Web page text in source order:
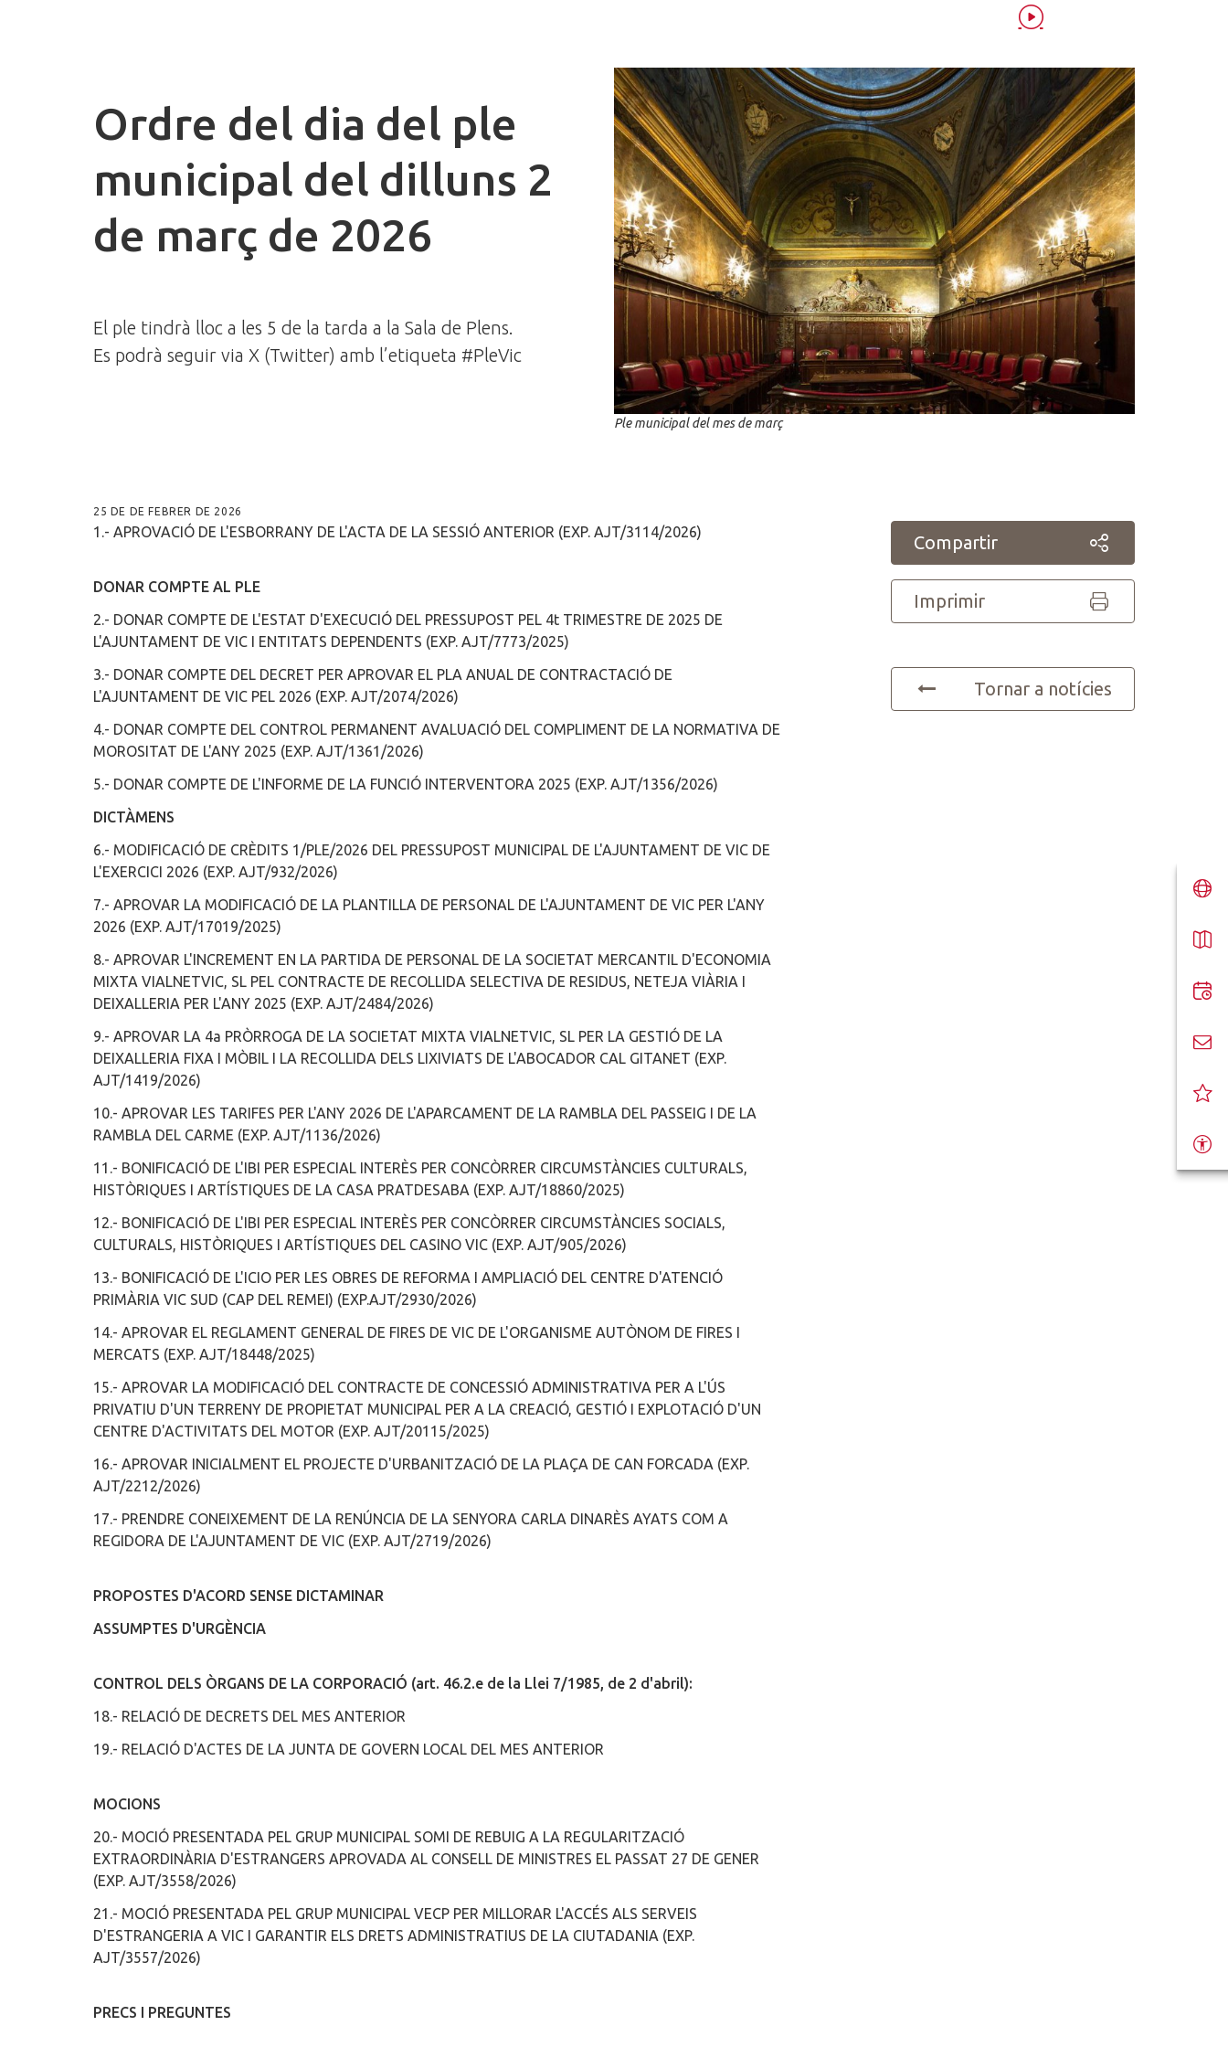
Ordre del dia del ple
municipal del dilluns 2
de març de 2026
El ple tindrà lloc a les 5 de la tarda a la Sala de Plens.
Es podrà seguir via X (Twitter) amb l’etiqueta #PleVic
Ple municipal del mes de març
25 DE DE FEBRER DE 2026
1.- APROVACIÓ DE L'ESBORRANY DE L'ACTA DE LA SESSIÓ ANTERIOR (EXP. AJT/3114/2026)
DONAR COMPTE AL PLE
2.- DONAR COMPTE DE L'ESTAT D'EXECUCIÓ DEL PRESSUPOST PEL 4t TRIMESTRE DE 2025 DE
L'AJUNTAMENT DE VIC I ENTITATS DEPENDENTS (EXP. AJT/7773/2025)
3.- DONAR COMPTE DEL DECRET PER APROVAR EL PLA ANUAL DE CONTRACTACIÓ DE
L'AJUNTAMENT DE VIC PEL 2026 (EXP. AJT/2074/2026)
4.- DONAR COMPTE DEL CONTROL PERMANENT AVALUACIÓ DEL COMPLIMENT DE LA NORMATIVA DE
MOROSITAT DE L'ANY 2025 (EXP. AJT/1361/2026)
5.- DONAR COMPTE DE L'INFORME DE LA FUNCIÓ INTERVENTORA 2025 (EXP. AJT/1356/2026)
DICTÀMENS
6.- MODIFICACIÓ DE CRÈDITS 1/PLE/2026 DEL PRESSUPOST MUNICIPAL DE L'AJUNTAMENT DE VIC DE
L'EXERCICI 2026 (EXP. AJT/932/2026)
7.- APROVAR LA MODIFICACIÓ DE LA PLANTILLA DE PERSONAL DE L'AJUNTAMENT DE VIC PER L'ANY
2026 (EXP. AJT/17019/2025)
8.- APROVAR L'INCREMENT EN LA PARTIDA DE PERSONAL DE LA SOCIETAT MERCANTIL D'ECONOMIA
MIXTA VIALNETVIC, SL PEL CONTRACTE DE RECOLLIDA SELECTIVA DE RESIDUS, NETEJA VIÀRIA I
DEIXALLERIA PER L'ANY 2025 (EXP. AJT/2484/2026)
9.- APROVAR LA 4a PRÒRROGA DE LA SOCIETAT MIXTA VIALNETVIC, SL PER LA GESTIÓ DE LA
DEIXALLERIA FIXA I MÒBIL I LA RECOLLIDA DELS LIXIVIATS DE L'ABOCADOR CAL GITANET (EXP.
AJT/1419/2026)
10.- APROVAR LES TARIFES PER L'ANY 2026 DE L'APARCAMENT DE LA RAMBLA DEL PASSEIG I DE LA
RAMBLA DEL CARME (EXP. AJT/1136/2026)
11.- BONIFICACIÓ DE L'IBI PER ESPECIAL INTERÈS PER CONCÒRRER CIRCUMSTÀNCIES CULTURALS,
HISTÒRIQUES I ARTÍSTIQUES DE LA CASA PRATDESABA (EXP. AJT/18860/2025)
12.- BONIFICACIÓ DE L'IBI PER ESPECIAL INTERÈS PER CONCÒRRER CIRCUMSTÀNCIES SOCIALS,
CULTURALS, HISTÒRIQUES I ARTÍSTIQUES DEL CASINO VIC (EXP. AJT/905/2026)
13.- BONIFICACIÓ DE L'ICIO PER LES OBRES DE REFORMA I AMPLIACIÓ DEL CENTRE D'ATENCIÓ
PRIMÀRIA VIC SUD (CAP DEL REMEI) (EXP.AJT/2930/2026)
14.- APROVAR EL REGLAMENT GENERAL DE FIRES DE VIC DE L'ORGANISME AUTÒNOM DE FIRES I
MERCATS (EXP. AJT/18448/2025)
15.- APROVAR LA MODIFICACIÓ DEL CONTRACTE DE CONCESSIÓ ADMINISTRATIVA PER A L'ÚS
PRIVATIU D'UN TERRENY DE PROPIETAT MUNICIPAL PER A LA CREACIÓ, GESTIÓ I EXPLOTACIÓ D'UN
CENTRE D'ACTIVITATS DEL MOTOR (EXP. AJT/20115/2025)
16.- APROVAR INICIALMENT EL PROJECTE D'URBANITZACIÓ DE LA PLAÇA DE CAN FORCADA (EXP.
AJT/2212/2026)
17.- PRENDRE CONEIXEMENT DE LA RENÚNCIA DE LA SENYORA CARLA DINARÈS AYATS COM A
REGIDORA DE L'AJUNTAMENT DE VIC (EXP. AJT/2719/2026)
PROPOSTES D'ACORD SENSE DICTAMINAR
ASSUMPTES D'URGÈNCIA
CONTROL DELS ÒRGANS DE LA CORPORACIÓ (art. 46.2.e de la Llei 7/1985, de 2 d'abril):
18.- RELACIÓ DE DECRETS DEL MES ANTERIOR
19.- RELACIÓ D'ACTES DE LA JUNTA DE GOVERN LOCAL DEL MES ANTERIOR
MOCIONS
20.- MOCIÓ PRESENTADA PEL GRUP MUNICIPAL SOMI DE REBUIG A LA REGULARITZACIÓ
EXTRAORDINÀRIA D'ESTRANGERS APROVADA AL CONSELL DE MINISTRES EL PASSAT 27 DE GENER
(EXP. AJT/3558/2026)
21.- MOCIÓ PRESENTADA PEL GRUP MUNICIPAL VECP PER MILLORAR L'ACCÉS ALS SERVEIS
D'ESTRANGERIA A VIC I GARANTIR ELS DRETS ADMINISTRATIUS DE LA CIUTADANIA (EXP.
AJT/3557/2026)
PRECS I PREGUNTES
Compartir
Imprimir
Tornar a notícies